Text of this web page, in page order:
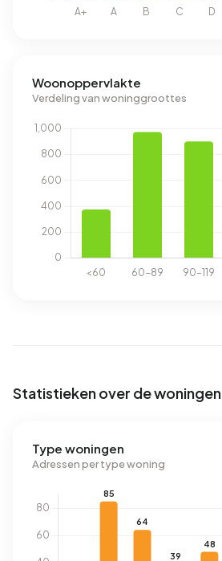
Woonoppervlakte
Verdeling van woninggroottes
Statistieken over de woningen
Type woningen
Adressen per type woning